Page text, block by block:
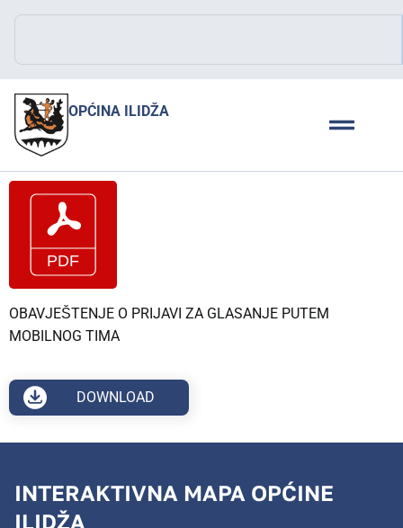
OPĆINA ILIDŽA
OBAVJEŠTENJE O PRIJAVI ZA GLASANJE PUTEM
MOBILNOG TIMA
DOWNLOAD
INTERAKTIVNA MAPA OPĆINE
ILIDŽA